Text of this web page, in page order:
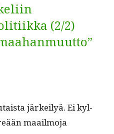
(2/2)
järkeilyä. Ei kyl­
maail­mo­ja